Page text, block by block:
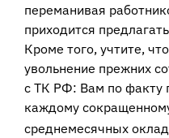
переманивая
приходится
Кроме того, учтите,
увольнение прежних
с ТК РФ: Вам по факту
каждому
среднемесячных